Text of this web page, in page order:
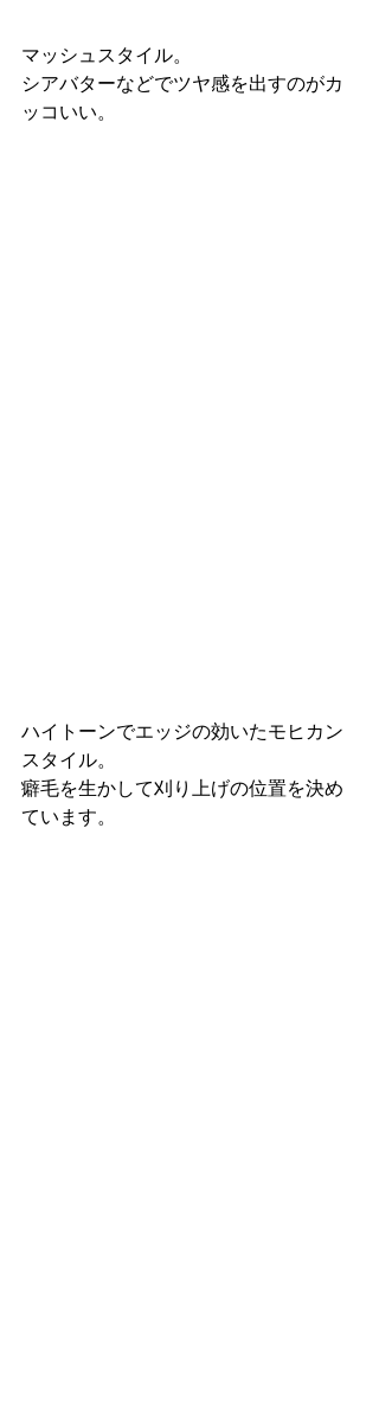
マッシュスタイル。
シアバターなどでツヤ感を出すのがカ
ッコいい。
ハイトーンでエッジの効いたモヒカン
スタイル。
癖毛を生かして刈り上げの位置を決め
ています。